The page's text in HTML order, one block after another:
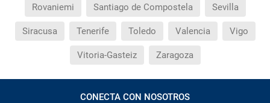
Rovaniemi Santiago de Compostela Sevilla
Siracusa Tenerife Toledo Valencia Vigo
Vitoria-Gasteiz Zaragoza
CONECTA CON NOSOTROS